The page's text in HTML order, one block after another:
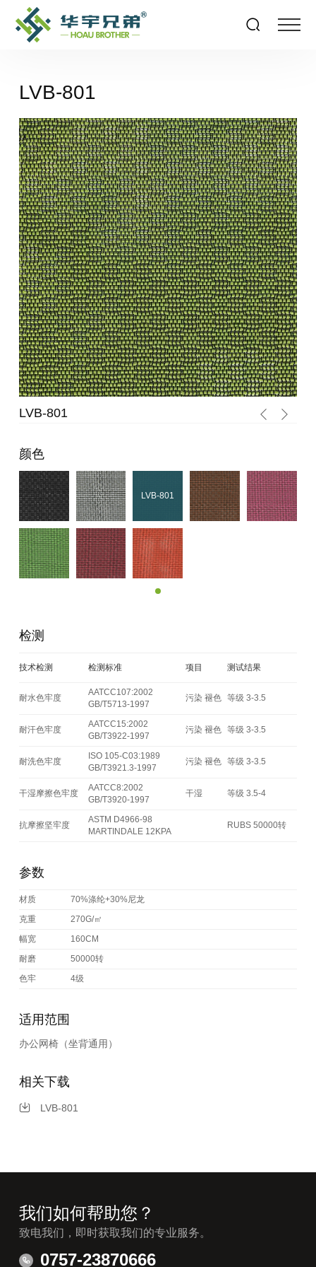
LVB-801
LVB-801
颜色
LVB-801
检测
技术检测 检测标准 项目 测试结果
耐水色牢度
AATCC107:2002
GB/T5713-1997
污染 褪色 等级 3-3.5
耐汗色牢度
AATCC15:2002
GB/T3922-1997
污染 褪色 等级 3-3.5
耐洗色牢度
ISO 105-C03:1989
GB/T3921.3-1997
污染 褪色 等级 3-3.5
干湿摩擦色牢度
AATCC8:2002
GB/T3920-1997
干湿 等级 3.5-4
抗摩擦坚牢度
ASTM D4966-98
MARTINDALE 12KPA
RUBS 50000转
参数
材质
70%涤纶+30%尼龙
克重
270G/㎡
幅宽
160CM
耐磨
50000转
色牢
4级
适用范围
办公网椅（坐背通用）
相关下载
LVB-801
我们如何帮助您？
致电我们，即时获取我们的专业服务。
0757-23870666